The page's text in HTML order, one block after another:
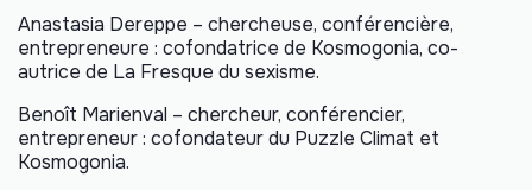
Anastasia Dereppe – chercheuse, conférencière,
entrepreneure : cofondatrice de Kosmogonia, co-
autrice de La Fresque du sexisme.
Benoît Marienval – chercheur, conférencier,
entrepreneur : cofondateur du Puzzle Climat et
Kosmogonia.